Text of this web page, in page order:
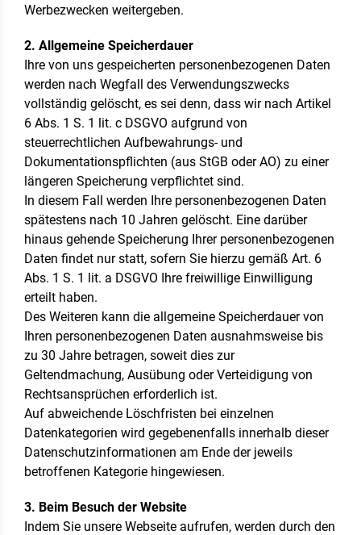
Werbezwecken weitergeben.
2. Allgemeine Speicherdauer
Ihre von uns gespeicherten personenbezogenen Daten
werden nach Wegfall des Verwendungszwecks
vollständig gelöscht, es sei denn, dass wir nach Artikel
6 Abs. 1 S. 1 lit. c DSGVO aufgrund von
steuerrechtlichen Aufbewahrungs- und
Dokumentationspflichten (aus StGB oder AO) zu einer
längeren Speicherung verpflichtet sind.
In diesem Fall werden Ihre personenbezogenen Daten
spätestens nach 10 Jahren gelöscht. Eine darüber
hinaus gehende Speicherung Ihrer personenbezogenen
Daten findet nur statt, sofern Sie hierzu gemäß Art. 6
Abs. 1 S. 1 lit. a DSGVO Ihre freiwillige Einwilligung
erteilt haben.
Des Weiteren kann die allgemeine Speicherdauer von
Ihren personenbezogenen Daten ausnahmsweise bis
zu 30 Jahre betragen, soweit dies zur
Geltendmachung, Ausübung oder Verteidigung von
Rechtsansprüchen erforderlich ist.
Auf abweichende Löschfristen bei einzelnen
Datenkategorien wird gegebenenfalls innerhalb dieser
Datenschutzinformationen am Ende der jeweils
betroffenen Kategorie hingewiesen.
3. Beim Besuch der Website
Indem Sie unsere Webseite aufrufen, werden durch den